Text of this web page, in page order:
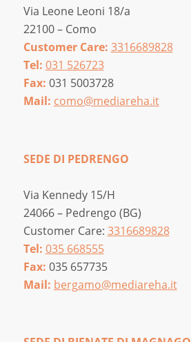
Via Leone Leoni 18/a
22100 – Como
Customer Care: 3316689828
Tel: 031 526723
Fax: 031 5003728
Mail: como@mediareha.it
SEDE DI PEDRENGO
Via Kennedy 15/H
24066 – Pedrengo (BG)
Customer Care: 3316689828
Tel: 035 668555
Fax: 035 657735
Mail: bergamo@mediareha.it